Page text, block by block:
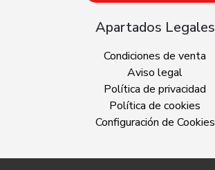
Apartados Legales
Condiciones de venta
Aviso legal
Política de privacidad
Política de cookies
Configuración de Cookies